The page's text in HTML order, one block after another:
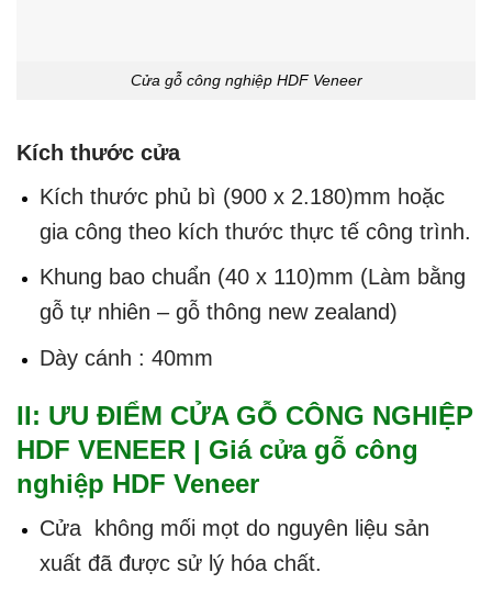
Cửa gỗ công nghiệp HDF Veneer
Kích thước cửa
Kích thước phủ bì (900 x 2.180)mm hoặc
gia công theo kích thước thực tế công trình.
Khung bao chuẩn (40 x 110)mm (Làm bằng
gỗ tự nhiên – gỗ thông new zealand)
Dày cánh : 40mm
II: ƯU ĐIỂM CỬA GỖ CÔNG NGHIỆP
HDF VENEER | Giá cửa gỗ công
nghiệp HDF Veneer
Cửa không mối mọt do nguyên liệu sản
xuất đã được sử lý hóa chất.